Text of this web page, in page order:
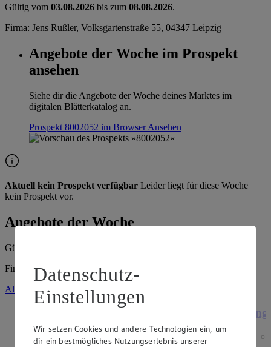
Gültig vom 03.08.2026 bis zum 08.08.2026.
Firma: Jens Rußler, Volksgartenstraße 55, 04347 Leipzig
Angebote der Woche im Prospekt
ansehen
Siehe dir die Angebote der Woche deines Marktes im
digitalen Blätterkatalog an.
Prospekt 8002052 im BrowserAnsehen
Aktuell kein Prospekt verfügbar Leider liegt für diese Woche
kein Prospekt vor.
Angebote der Woche
Gültig vom
Firma: Jens Rußler, Volksgartenstraße 55, 04347 Leipzig
Alle Angebote ansehen
Artikel der Marke EDEKA
Genussmomente.
Datenschutz-
Einstellungen
Wir setzen Cookies und andere Technologien ein, um
dir ein bestmögliches Nutzungserlebnis unserer